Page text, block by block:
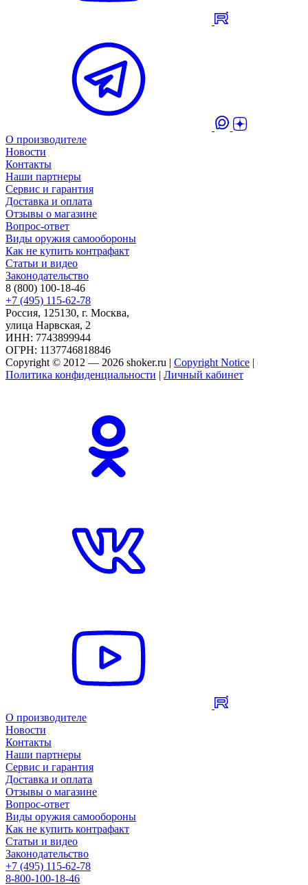
О производителе
Новости
Контакты
Наши партнеры
Сервис и гарантия
Доставка и оплата
Отзывы о магазине
Вопрос-ответ
Виды оружия самообороны
Как не купить контрафакт
Статьи и видео
Законодательство
8 (800) 100-18-46
+7 (495) 115-62-78
Россия, 125130, г. Москва,
улица Нарвская, 2
ИНН: 7743899944
ОГРН: 1137746818846
Copyright © 2012 — 2026 shoker.ru | Copyright Notice |
Политика конфиденциальности | Личный кабинет
О производителе
Новости
Контакты
Наши партнеры
Сервис и гарантия
Доставка и оплата
Отзывы о магазине
Вопрос-ответ
Виды оружия самообороны
Как не купить контрафакт
Статьи и видео
Законодательство
+7 (495) 115-62-78
8-800-100-18-46